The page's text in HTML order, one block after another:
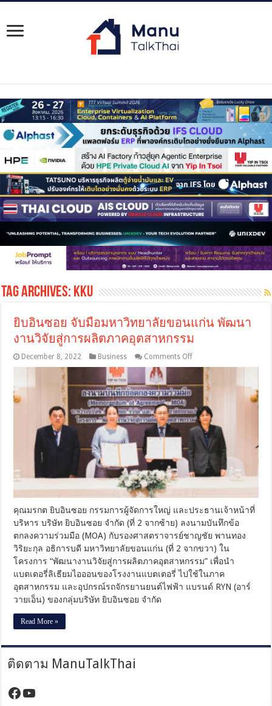
Tag Archives: kku
ยิบอินซอย จับมือมหาวิทยาลัยขอนแก่น พัฒนา
งานวิจัยสู่การผลิตภาคอุตสาหกรรม
December 8, 2022 Business Comments Offon
ยิบ
มือ
มหาวิทยาลัย
ขอนแก่น
พัฒนา
วิจัย
ผลิต
อุตสาหกรรม
คุณมรกต ยิบอินซอย กรรมการผู้จัดการใหญ่ และประธานเจ้าหน้าที่
บริหาร บริษัท ยิบอินซอย จำกัด (ที่ 2 จากซ้าย) ลงนามบันทึกข้อ
ตกลงความร่วมมือ (MOA) กับรองศาสตราจารย์ชาญชัย พานทอง
วิริยะกุล อธิการบดี มหาวิทยาลัยขอนแก่น (ที่ 2 จากขวา) ใน
โครงการ “พัฒนางานวิจัยสู่การผลิตภาคอุตสาหกรรม” เพื่อนำ
แบตเตอรี่ลิเธียมไอออนของโรงงานแบตเตอรี่ ไปใช้ในภาค
อุตสาหกรรม และอุปกรณ์รถจักรยานยนต์ไฟฟ้า แบรนด์ RYN (อาร์
วายเอ็น) ของกลุ่มบริษัท ยิบอินซอย จำกัด
Read More »
ติดตาม ManuTalkThai
https://www.facebook.com/
YouTube